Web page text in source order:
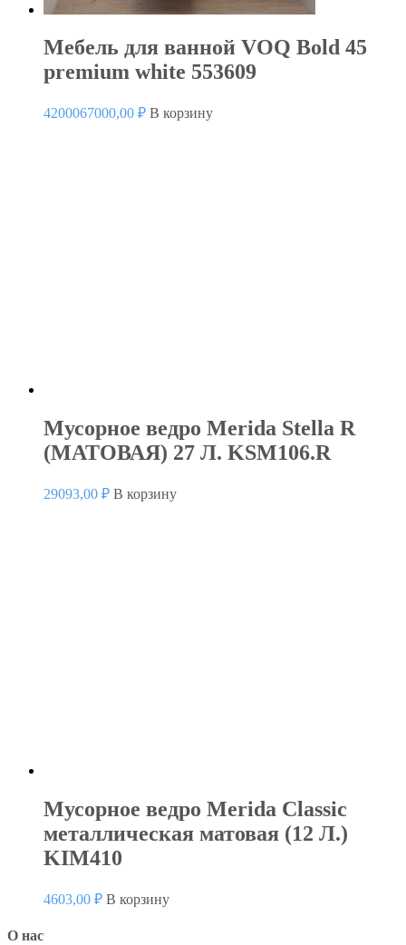
Мебель для ванной VOQ Bold 45
premium white 553609
4200067000,00 ₽ В корзину
Мусорное ведро Merida Stella R
(МАТОВАЯ) 27 Л. KSM106.R
29093,00 ₽ В корзину
Мусорное ведро Merida Classic
металлическая матовая (12 Л.)
KIM410
4603,00 ₽ В корзину
О нас